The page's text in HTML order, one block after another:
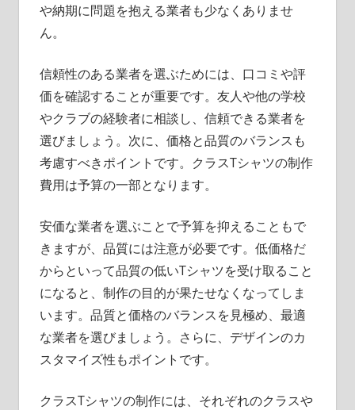
や納期に問題を抱える業者も少なくありませ
ん。
信頼性のある業者を選ぶためには、口コミや評
価を確認することが重要です。友人や他の学校
やクラブの経験者に相談し、信頼できる業者を
選びましょう。次に、価格と品質のバランスも
考慮すべきポイントです。クラスTシャツの制作
費用は予算の一部となります。
安価な業者を選ぶことで予算を抑えることもで
きますが、品質には注意が必要です。低価格だ
からといって品質の低いTシャツを受け取ること
になると、制作の目的が果たせなくなってしま
います。品質と価格のバランスを見極め、最適
な業者を選びましょう。さらに、デザインのカ
スタマイズ性もポイントです。
クラスTシャツの制作には、それぞれのクラスや